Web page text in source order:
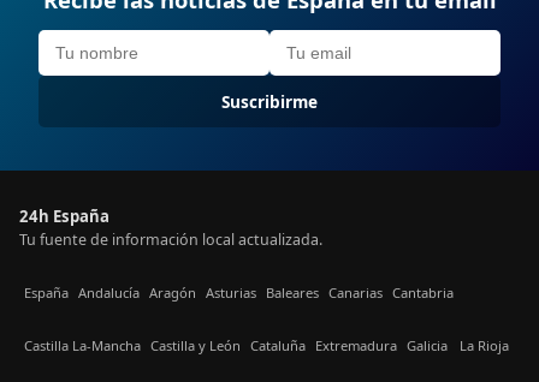
Suscribirme
24h España
Tu fuente de información local actualizada.
España Andalucía Aragón Asturias Baleares Canarias Cantabria
Castilla La-Mancha Castilla y León Cataluña Extremadura Galicia La Rioja